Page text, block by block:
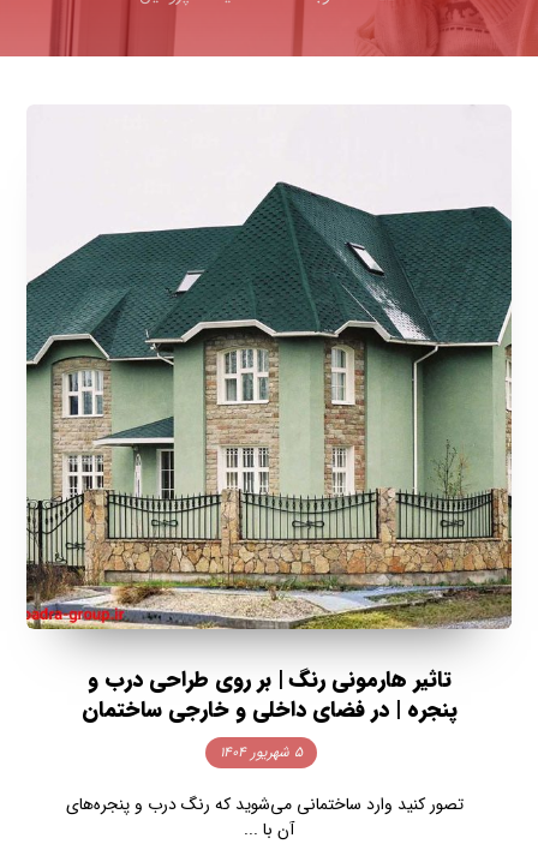
تاثیر هارمونی رنگ | بر روی طراحی درب و
پنجره | در فضای داخلی و خارجی ساختمان
۵ شهریور ۱۴۰۴
تصور کنید وارد ساختمانی می‌شوید که رنگ درب و پنجره‌های
آن با ...